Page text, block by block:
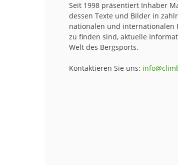
Seit 1998 präsentiert Inhaber
dessen Texte und Bilder in
nationalen und internationalen
zu finden sind, aktuelle
Welt des Bergsports.
Kontaktieren Sie uns: